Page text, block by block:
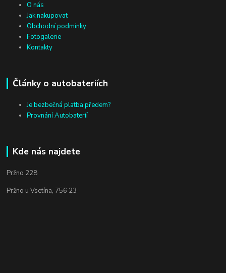
O nás
Jak nakupovat
Obchodní podmínky
Fotogalerie
Kontakty
Články o autobateriích
Je bezbečná platba předem?
Provnání Autobateríí
Kde nás najdete
Pržno 228
Pržno u Vsetína, 756 23